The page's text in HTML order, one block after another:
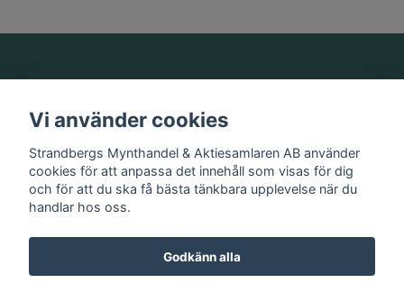
Information
Sociala medier
Vi använder cookies
Strandbergs Mynthandel & Aktiesamlaren AB använder
cookies för att anpassa det innehåll som visas för dig
och för att du ska få bästa tänkbara upplevelse när du
handlar hos oss.
Godkänn alla